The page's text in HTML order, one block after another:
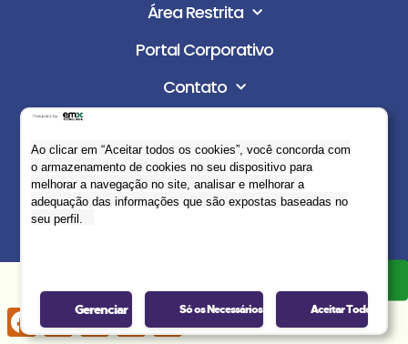
Área Restrita
Portal Corporativo
Contato
©2024 Grupo Salta. Todos os direitos reservados.
Desenvolvido por:
Facebook
TwitterEmail LinkedIn
Share
Ao clicar em “Aceitar todos os cookies”, você concorda com
o armazenamento de cookies no seu dispositivo para
melhorar a navegação no site, analisar e melhorar a
adequação das informações que são expostas baseadas no
seu perfil.
Gerenciar Só os Necessários Aceitar Todos